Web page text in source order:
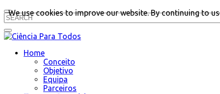
Home
Conceito
Objetivo
Equipa
Parceiros
We use cookies to improve our website. By continuing to